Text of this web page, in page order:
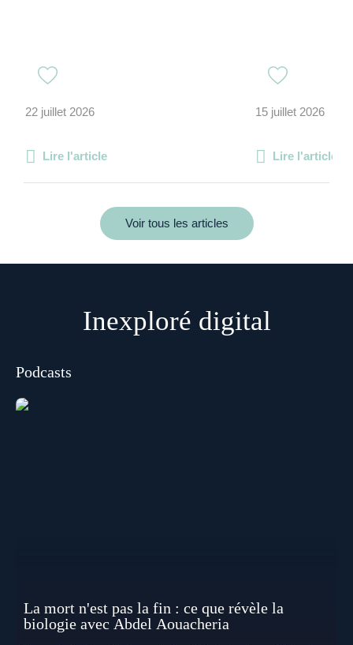
22 juillet 2026
Lire l'article
15 juillet 2026
Lire l'article
Voir tous les articles
Inexploré digital
Podcasts
La mort n'est pas la fin : ce que révèle la
biologie avec Abdel Aouacheria